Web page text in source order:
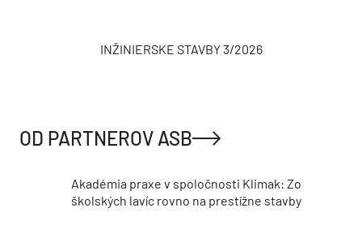
INŽINIERSKE STAVBY 3/2026
OD PARTNEROV ASB
Akadémia praxe v spoločnosti Klimak: Zo
školských lavíc rovno na prestížne stavby